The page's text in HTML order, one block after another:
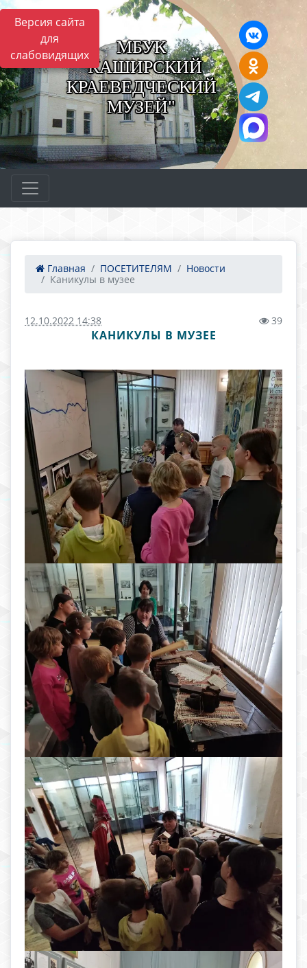
Версия сайта
для
слабовидящих
МБУК
"КАШИРСКИЙ
КРАЕВЕДЧЕСКИЙ
МУЗЕЙ"
Главная ПОСЕТИТЕЛЯМ
Новости
Каникулы в музее
12.10.2022 14:38 39
КАНИКУЛЫ В МУЗЕЕ